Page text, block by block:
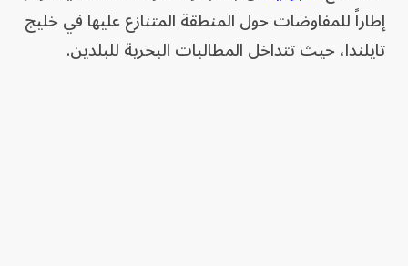
إطاراً للمفاوضات حول المنطقة المتنازع عليها في خليج
تايلندا، حيث تتداخل المطالبات البحرية للبلدين.